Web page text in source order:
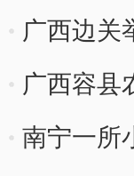
广西边关
广西容县
南宁一所